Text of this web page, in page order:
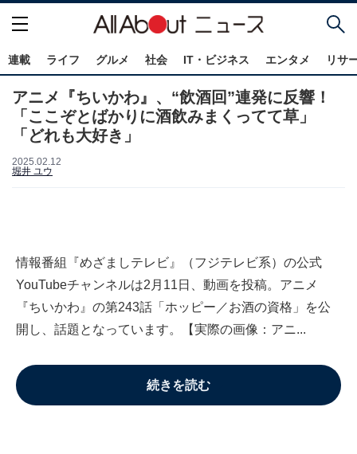
連載 ライフ グルメ 社会 IT・ビジネス エンタメ リサ
アニメ『ちいかわ』、“飲酒回”連発に反響！
「ここぞとばかりに酒飲みまくってて草」
「どれも大好き」
2025.02.12
堀井 ユウ
情報番組『めざましテレビ』（フジテレビ系）の公式
YouTubeチャンネルは2月11日、動画を投稿。アニメ
『ちいかわ』の第243話「ホッピー／お酒の資格」を公
開し、話題となっています。【実際の画像：アニ...
続きを読む